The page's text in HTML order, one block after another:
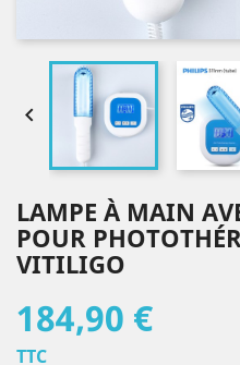

LAMPE À MAIN
POUR
VITILIGO
184,90 €
TTC